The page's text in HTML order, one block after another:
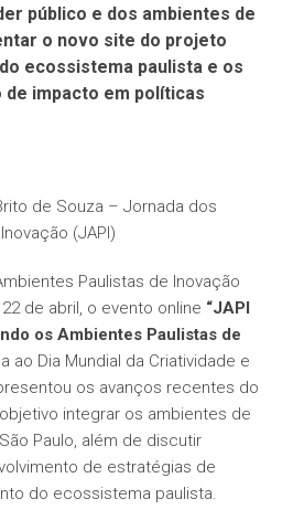
público e dos ambientes de
o novo site do projeto
ecossistema paulista e os
de impacto em políticas
de Souza – Jornada dos
(JAPI)
Paulistas de Inovação
de abril, o evento online “JAPI
os Ambientes Paulistas de
ao Dia Mundial da Criatividade e
os avanços recentes do
integrar os ambientes de
Paulo, além de discutir
de estratégias de
do ecossistema paulista.